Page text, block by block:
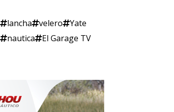
lancha velero
Yate
nautica
El Garage TV